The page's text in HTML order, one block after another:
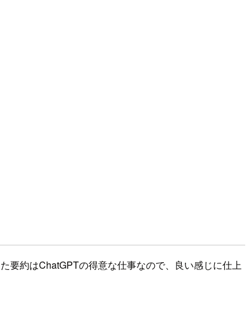
要約はChatGPTの得意な仕事なので、良い感じに仕上